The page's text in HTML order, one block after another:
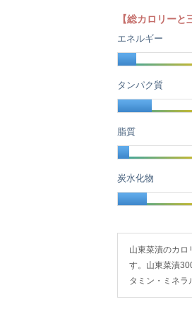
【総カロリーと
エネルギー
タンパク質
脂質
炭水化物
山東菜漬のカ
す。山東菜漬
タミン・ミネラ